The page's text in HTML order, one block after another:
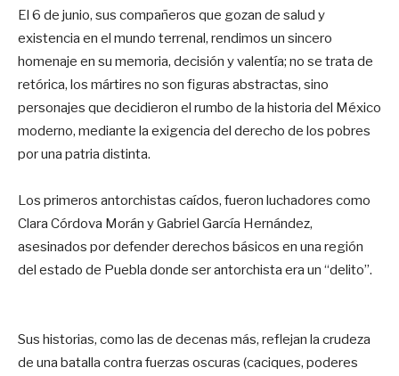
El 6 de junio, sus compañeros que gozan de salud y
existencia en el mundo terrenal, rendimos un sincero
homenaje en su memoria, decisión y valentía; no se trata de
retórica, los mártires no son figuras abstractas, sino
personajes que decidieron el rumbo de la historia del México
moderno, mediante la exigencia del derecho de los pobres
por una patria distinta.
Los primeros antorchistas caídos, fueron luchadores como
Clara Córdova Morán y Gabriel García Hernández,
asesinados por defender derechos básicos en una región
del estado de Puebla donde ser antorchista era un “delito”.
Sus historias, como las de decenas más, reflejan la crudeza
de una batalla contra fuerzas oscuras (caciques, poderes